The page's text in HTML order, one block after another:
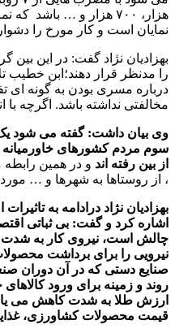
هزار، ۷۰۰ هزار و … باشد
نمایان است و کار مورخ را
بهزادیان نژاد گفت: در این بین
را مدنظر قرار دهند؛ابن خطیب
درباره مسری بودن به گونه ای
مخالفتی نداشته باشد. اگرچه
وی بیان داشت: گفته می شود
سوم مردم کشورهای
از بین رفته اند و در همین
، از روستاها به شهرها و …
بهزادیان نژاد درادامه به
اشاره کرد و گفت: بی ثباتی
چالش است، نیروی کار به
نیرویی را برای برداشت
صنایع دستی که در آن دوران
روند و زمینه برای ورود
ارزش طلا به شدت کاهش می
قیمت محصولات کشاورزی،